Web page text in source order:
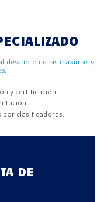
desarrollo de las máximas y
y certificación
por clasificadoras.
DE